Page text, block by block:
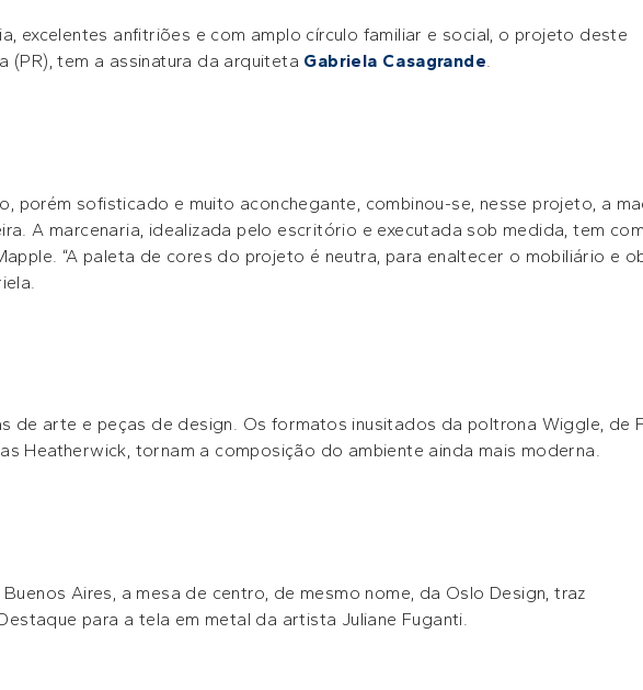
excelentes anfitriões e com amplo círculo familiar e social, o projeto deste
(PR), tem a assinatura da arquiteta Gabriela Casagrande.
porém sofisticado e muito aconchegante, combinou-se, nesse projeto, a
A marcenaria, idealizada pelo escritório e executada sob medida, tem
“A paleta de cores do projeto é neutra, para enaltecer o mobiliário e
de arte e peças de design. Os formatos inusitados da poltrona Wiggle, de
Heatherwick, tornam a composição do ambiente ainda mais moderna.
Aires, a mesa de centro, de mesmo nome, da Oslo Design, traz
para a tela em metal da artista Juliane Fuganti.